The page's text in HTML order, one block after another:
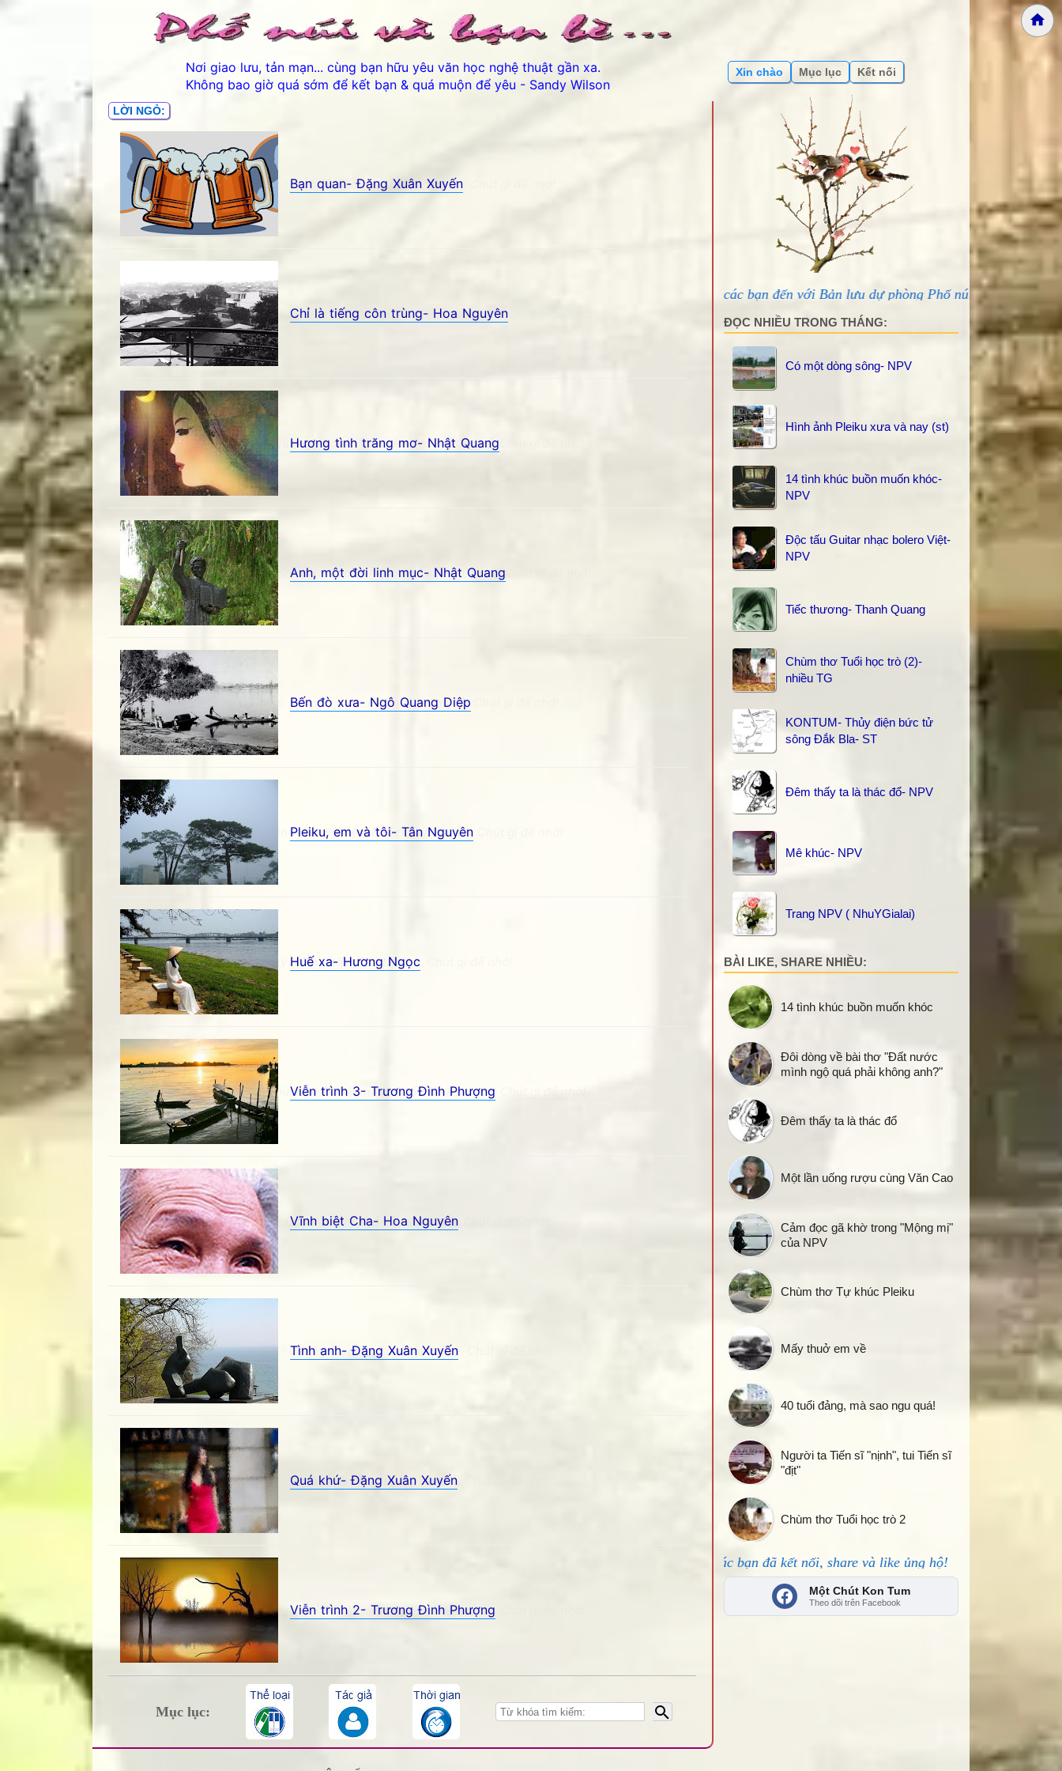
Nơi giao lưu, tản mạn... cùng bạn hữu yêu văn học nghệ thuật gần xa.
Không bao giờ quá sớm để kết bạn & quá muộn để yêu - Sandy Wilson
LỜI NGỎ:
Bạn quan- Đặng Xuân Xuyến
Bạn quan- Đặng Xuân Xuyến - Góc kỷ niệm Phố núi và bạn bè. Chút gì để nhớ!
Chỉ là tiếng côn trùng- Hoa Nguyên
Chỉ là tiếng côn trùng- Hoa Nguyên - Góc kỷ niệm Phố núi và bạn bè. Chút gì để nhớ!
Hương tình trăng mơ- Nhật Quang
Hương tình trăng mơ- Nhật Quang - Góc kỷ niệm Phố núi và bạn bè. Chút gì để nhớ!
Anh, một đời linh mục- Nhật Quang
Anh, một đời linh mục- Nhật Quang - Góc kỷ niệm Phố núi và bạn bè. Chút gì để nhớ!
Bến đò xưa- Ngô Quang Diệp
Bến đò xưa- Ngô Quang Diệp - Góc kỷ niệm Phố núi và bạn bè. Chút gì để nhớ!
Pleiku, em và tôi- Tân Nguyên
Pleiku, em và tôi- Tân Nguyên - Góc kỷ niệm Phố núi và bạn bè. Chút gì để nhớ!
Huế xa- Hương Ngọc
Huế xa- Hương Ngọc - Góc kỷ niệm Phố núi và bạn bè. Chút gì để nhớ!
Viễn trình 3- Trương Đình Phượng
Viễn trình 3- Trương Đình Phượng - Góc kỷ niệm Phố núi và bạn bè. Chút gì để nhớ!
Vĩnh biệt Cha- Hoa Nguyên
Vĩnh biệt Cha- Hoa Nguyên - Góc kỷ niệm Phố núi và bạn bè. Chút gì để nhớ!
Tình anh- Đặng Xuân Xuyến
Tình anh- Đặng Xuân Xuyến - Góc kỷ niệm Phố núi và bạn bè. Chút gì để nhớ!
Quá khứ- Đặng Xuân Xuyến
Quá khứ- Đặng Xuân Xuyến - Góc kỷ niệm Phố núi và bạn bè. Chút gì để nhớ!
Viễn trình 2- Trương Đình Phượng
Viễn trình 2- Trương Đình Phượng - Góc kỷ niệm Phố núi và bạn bè. Chút gì để nhớ!
Mục lục:
Xin chào Mục lục Kết nối
Thân ái chào các bạn đến với Bản lưu dự phòng Phố núi và bạn bè...
ĐỌC NHIỀU TRONG THÁNG:
Có một dòng sông- NPV
Hình ảnh Pleiku xưa và nay (st)
14 tình khúc buồn muốn khóc-
NPV
Độc tấu Guitar nhạc bolero Việt-
NPV
Tiếc thương- Thanh Quang
Chùm thơ Tuổi học trò (2)-
nhiều TG
KONTUM- Thủy điện bức tử
sông Đắk Bla- ST
Đêm thấy ta là thác đổ- NPV
Mê khúc- NPV
Trang NPV ( NhuYGialai)
BÀI LIKE, SHARE NHIỀU:
14 tình khúc buồn muốn khóc
Đôi dòng về bài thơ "Đất nước
mình ngộ quá phải không anh?"
Đêm thấy ta là thác đổ
Một lần uống rượu cùng Văn Cao
Cảm đọc gã khờ trong "Mộng mị"
của NPV
Chùm thơ Tự khúc Pleiku
Mấy thuở em về
40 tuổi đảng, mà sao ngu quá!
Người ta Tiến sĩ "nịnh", tui Tiến sĩ
"địt"
Chùm thơ Tuổi học trò 2
THANKS các bạn đã kết nối, share và like ủng hộ!
Một Chút Kon Tum
Theo dõi trên Facebook